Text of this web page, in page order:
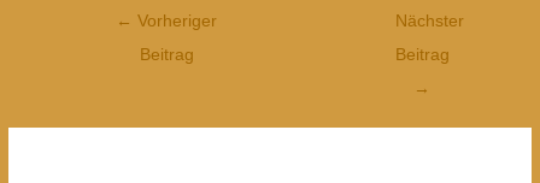
← Vorheriger
Beitrag
Nächster
Beitrag
→